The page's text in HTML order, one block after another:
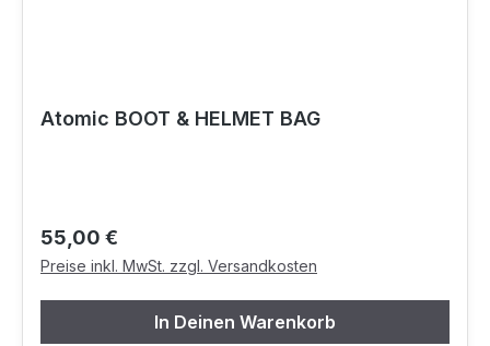
Atomic BOOT & HELMET BAG
Regulärer Preis:
55,00 €
Preise inkl. MwSt. zzgl. Versandkosten
In Deinen Warenkorb